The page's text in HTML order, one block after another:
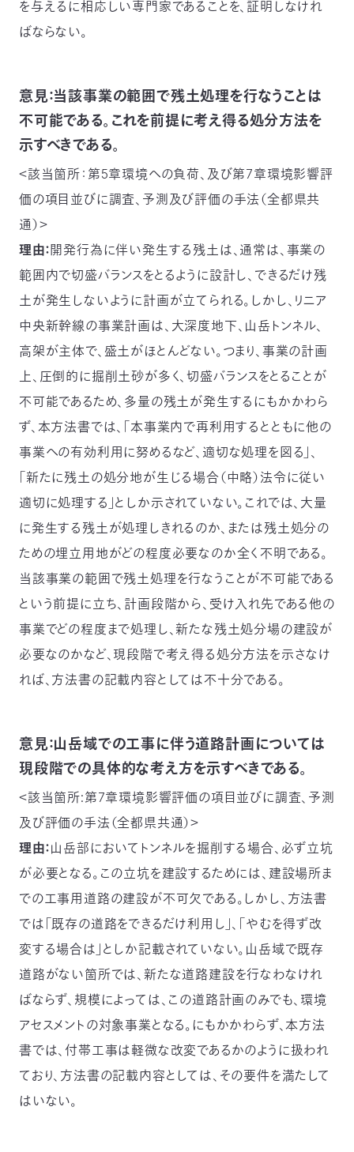
を与えるに相応しい専門家であることを、証明しなけれ
ばならない。
意見：当該事業の範囲で残土処理を行なうことは
不可能である。これを前提に考え得る処分方法を
示すべきである。
＜該当箇所：第5章環境への負荷、及び第7章環境影響評
価の項目並びに調査、予測及び評価の手法（全都県共
通）＞
理由：開発行為に伴い発生する残土は、通常は、事業の
範囲内で切盛バランスをとるように設計し、できるだけ残
土が発生しないように計画が立てられる。しかし、リニア
中央新幹線の事業計画は、大深度地下、山岳トンネル、
高架が主体で、盛土がほとんどない。つまり、事業の計画
上、圧倒的に掘削土砂が多く、切盛バランスをとることが
不可能であるため、多量の残土が発生するにもかかわら
ず、本方法書では、「本事業内で再利用するとともに他の
事業への有効利用に努めるなど、適切な処理を図る」、
「新たに残土の処分地が生じる場合（中略）法令に従い
適切に処理する」としか示されていない。これでは、大量
に発生する残土が処理しきれるのか、または残土処分の
ための埋立用地がどの程度必要なのか全く不明である。
当該事業の範囲で残土処理を行なうことが不可能である
という前提に立ち、計画段階から、受け入れ先である他の
事業でどの程度まで処理し、新たな残土処分場の建設が
必要なのかなど、現段階で考え得る処分方法を示さなけ
れば、方法書の記載内容としては不十分である。
意見：山岳域での工事に伴う道路計画については
現段階での具体的な考え方を示すべきである。
＜該当箇所:第7章環境影響評価の項目並びに調査、予測
及び評価の手法（全都県共通）＞
理由：山岳部においてトンネルを掘削する場合、必ず立坑
が必要となる。この立坑を建設するためには、建設場所ま
での工事用道路の建設が不可欠である。しかし、方法書
では「既存の道路をできるだけ利用し」、「やむを得ず改
変する場合は」としか記載されていない。山岳域で既存
道路がない箇所では、新たな道路建設を行なわなけれ
ばならず、規模によっては、この道路計画のみでも、環境
アセスメントの対象事業となる。にもかかわらず、本方法
書では、付帯工事は軽微な改変であるかのように扱われ
ており、方法書の記載内容としては、その要件を満たして
はいない。